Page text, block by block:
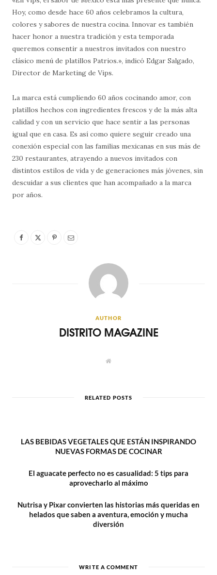
Hoy, como desde hace 60 años celebramos la cultura,
colores y sabores de nuestra cocina. Innovar es también
hacer honor a nuestra tradición y esta temporada
queremos consentir a nuestros invitados con nuestro
clásico menú de platillos Patrios.», indicó Edgar Salgado,
Director de Marketing de Vips.
La marca está cumpliendo 60 años cocinando amor, con
platillos hechos con ingredientes frescos y de la más alta
calidad y con un servicio que hace sentir a las personas
igual que en casa. Es así como quiere seguir creado una
conexión especial con las familias mexicanas en sus más de
230 restaurantes, atrayendo a nuevos invitados con
distintos estilos de vida y de generaciones más jóvenes, sin
descuidar a sus clientes que han acompañado a la marca
por años.
AUTHOR
DISTRITO MAGAZINE
W
e
RELATED POSTS
LAS BEBIDAS VEGETALES QUE ESTÁN INSPIRANDO
NUEVAS FORMAS DE COCINAR
El aguacate perfecto no es casualidad: 5 tips para
aprovecharlo al máximo
Nutrisa y Pixar convierten las historias más queridas en
helados que saben a aventura, emoción y mucha
diversión
WRITE A COMMENT